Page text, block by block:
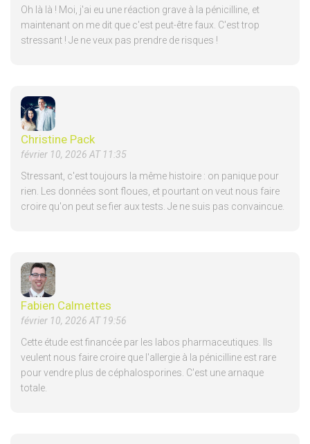
Oh là là ! Moi, j'ai eu une réaction grave à la pénicilline, et
maintenant on me dit que c'est peut-être faux. C'est trop
stressant ! Je ne veux pas prendre de risques !
Christine Pack
février 10, 2026 AT 11:35
Stressant, c'est toujours la même histoire : on panique pour
rien. Les données sont floues, et pourtant on veut nous faire
croire qu'on peut se fier aux tests. Je ne suis pas convaincue.
Fabien Calmettes
février 10, 2026 AT 19:56
Cette étude est financée par les labos pharmaceutiques. Ils
veulent nous faire croire que l'allergie à la pénicilline est rare
pour vendre plus de céphalosporines. C'est une arnaque
totale.